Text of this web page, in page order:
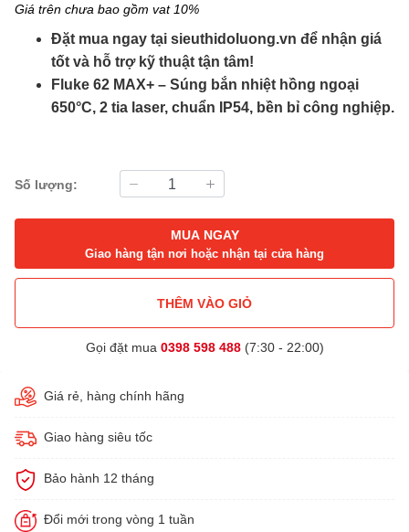
Giá trên chưa bao gồm vat 10%
Đặt mua ngay tại sieuthidoluong.vn để nhận giá
tốt và hỗ trợ kỹ thuật tận tâm!
Fluke 62 MAX+ – Súng bắn nhiệt hồng ngoại
650°C, 2 tia laser, chuẩn IP54, bền bỉ công nghiệp.
Số lượng:
MUA NGAY
Giao hàng tận nơi hoặc nhận tại cửa hàng
THÊM VÀO GIỎ
Gọi đặt mua 0398 598 488(7:30 - 22:00)
Giá rẻ, hàng chính hãng
Giao hàng siêu tốc
Bảo hành 12 tháng
Đổi mới trong vòng 1 tuần